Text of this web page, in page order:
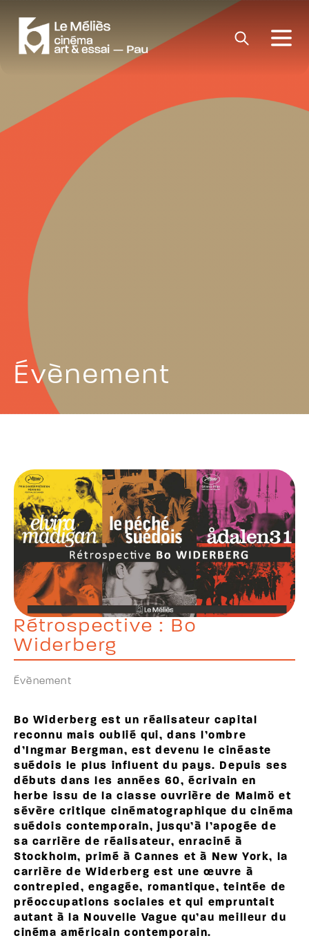
Évènement
Rétrospective : Bo
Widerberg
Évènement
Bo Widerberg est un réalisateur capital
reconnu mais oublié qui, dans l’ombre
d’Ingmar Bergman, est devenu le cinéaste
suédois le plus influent du pays. Depuis ses
débuts dans les années 60, écrivain en
herbe issu de la classe ouvrière de Malmö et
sévère critique cinématographique du cinéma
suédois contemporain, jusqu’à l’apogée de
sa carrière de réalisateur, enraciné à
Stockholm, primé à Cannes et à New York, la
carrière de Widerberg est une œuvre à
contrepied, engagée, romantique, teintée de
préoccupations sociales et qui empruntait
autant à la Nouvelle Vague qu’au meilleur du
cinéma américain contemporain.